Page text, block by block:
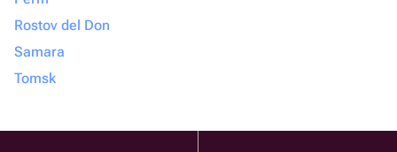
Rostov del Don
Samara
Tomsk